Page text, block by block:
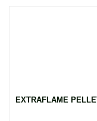
EXTRAFLAME